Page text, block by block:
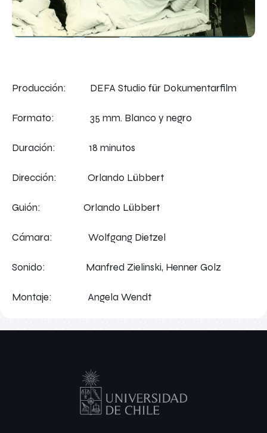
Producción: DEFA Studio für Dokumentarfilm
Formato: 35 mm. Blanco y negro
Duración: 18 minutos
Dirección: Orlando Lübbert
Guión: Orlando Lübbert
Cámara: Wolfgang Dietzel
Sonido: Manfred Zielinski, Henner Golz
Montaje: Angela Wendt